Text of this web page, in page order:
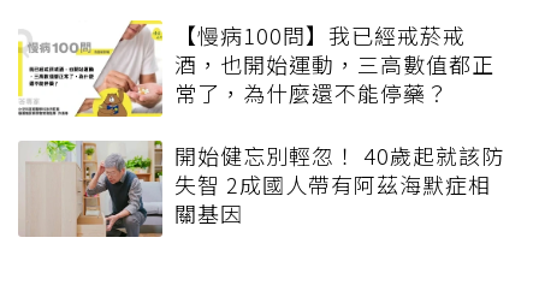
【慢病100問】我已經戒菸戒
酒，也開始運動，三高數值都正
常了，為什麼還不能停藥？
開始健忘別輕忽！ 40歲起就該防
失智 2成國人帶有阿茲海默症相
關基因